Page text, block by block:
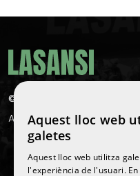
©
All rights reserved
Aquest lloc web
galetes
Aquest lloc web utilitza
l'experiència de l'usuari.